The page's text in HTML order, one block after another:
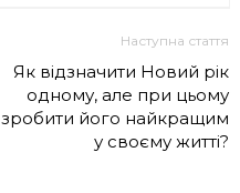
Наступна стаття
Як відзначити Новий рік
одному, але при цьому
зробити його найкращим
у своєму житті?